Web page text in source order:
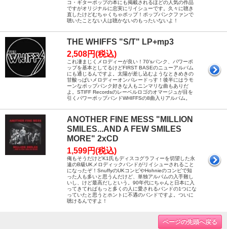
コ・ギターポップの本にも掲載されるほどの人気の作品
ですがオリジナルに忠実にリイシューです。久々に聴き
直したけどむちゃくちゃポップ！ポップパンクファンで
聴いたことない人は聴かないのもったいないよ！
THE WHIFFS "S/T" LP+mp3
2,508円(税込)
これ凄まじくメロディーが良い！70’sパンク、パワーポ
ップを基本としてるけどFIRST BASEのニューアルバム
にも通じるんですよ。太陽が差し込むようなときめきの
甘酸っぱいメロディーオンパレードっす！後半にはラモ
ーンなポップパンク好きな人もニンマリな曲もありだ
よ。STIFF Recordsのレーベルロゴのオマージュが目を
引くパワーポップバンドWHIFFSの8曲入りアルバム。
ANOTHER FINE MESS "MILLION
SMILES...AND A FEW SMILES
MORE" 2xCD
1,599円(税込)
俺もそうだけどK1氏もディスコグラフィーを切望した永
遠のB級UKメロディックバンドがリイシューされること
になったぞ！SnuffyのUKコンピやHohnieのコンピで知
った人も多いと思うんだけど、単独アルバムの入手難し
いし、けど最高だしという。90年代にちゃんと日本に入
ってきてればもっと多くの人に愛されるバンドの1つにな
っていたと思うとホントに不遇のバンドですよ。ついに
聴けるんですよ！
ページの先頭へ戻る